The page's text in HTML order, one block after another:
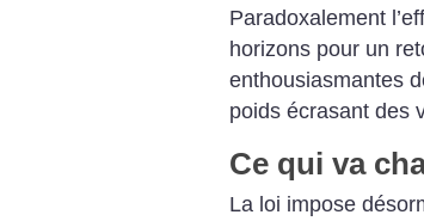
Paradoxalement
horizons pour un
enthousiasmantes
poids écrasant des
Ce qui va
La loi impose